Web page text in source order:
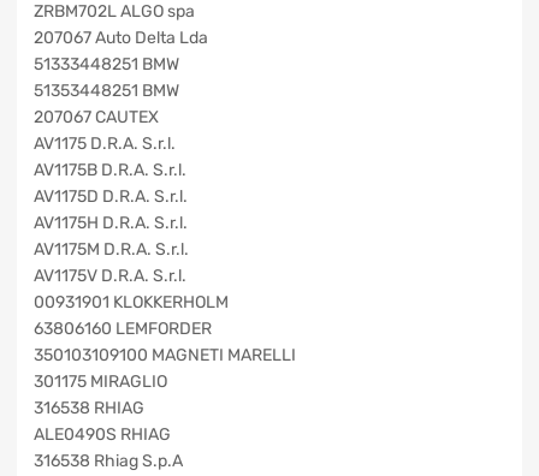
ZRBM702L ALGO spa
207067 Auto Delta Lda
51333448251 BMW
51353448251 BMW
207067 CAUTEX
AV1175 D.R.A. S.r.l.
AV1175B D.R.A. S.r.l.
AV1175D D.R.A. S.r.l.
AV1175H D.R.A. S.r.l.
AV1175M D.R.A. S.r.l.
AV1175V D.R.A. S.r.l.
00931901 KLOKKERHOLM
63806160 LEMFORDER
350103109100 MAGNETI MARELLI
301175 MIRAGLIO
316538 RHIAG
ALE0490S RHIAG
316538 Rhiag S.p.A